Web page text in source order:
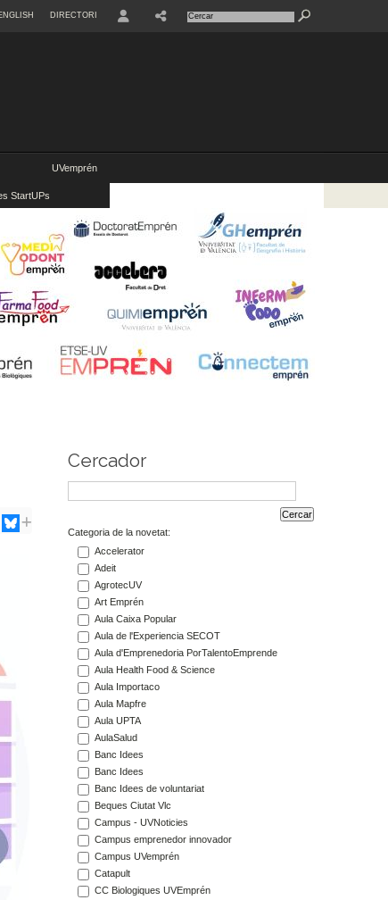
DIRECTORI
UVemprén
StartUPs
Cercador
Categoria de la novetat:
Accelerator
Adeit
AgrotecUV
Art Emprén
Aula Caixa Popular
Aula de l'Experiencia SECOT
Aula d'Emprenedoria PorTalentoEmprende
Aula Health Food & Science
Aula Importaco
Aula Mapfre
Aula UPTA
AulaSalud
Banc Idees
Banc Idees
Banc Idees de voluntariat
Beques Ciutat Vlc
Campus - UVNoticies
Campus emprenedor innovador
Campus UVemprén
Catapult
CC Biologiques UVEmprén